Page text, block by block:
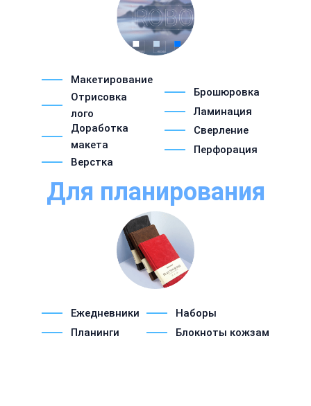
Макетирование
Отрисовка
лого
Доработка
макета
Верстка
Брошюровка
Ламинация
Сверление
Перфорация
Для планирования
Ежедневники
Планинги
Наборы
Блокноты кожзам